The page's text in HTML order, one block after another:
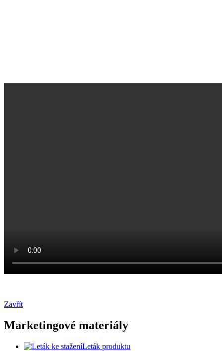
Zavřít
Marketingové materiály
Leták produktu